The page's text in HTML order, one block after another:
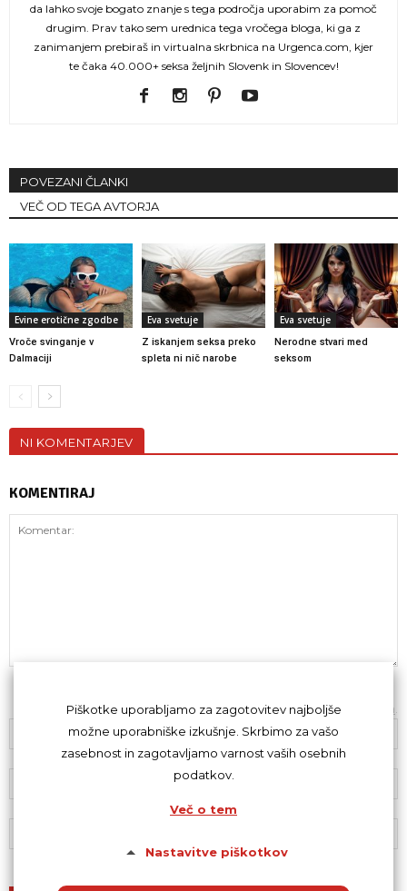
da lahko svoje bogato znanje s tega področja uporabim za pomoč
drugim. Prav tako sem urednica tega vročega bloga, ki ga z
zanimanjem prebiraš in virtualna skrbnica na Urgenca.com, kjer
te čaka 40.000+ seksa željnih Slovenk in Slovencev!
POVEZANI ČLANKI
VEČ OD TEGA AVTORJA
Evine erotične zgodbe
Vroče svinganje v
Dalmaciji
Eva svetuje
Z iskanjem seksa preko
spleta ni nič narobe
Eva svetuje
Nerodne stvari med
seksom
NI KOMENTARJEV
KOMENTIRAJ
Z oddajo komentarja se strinjaš skodeksom komentiranja
Piškotke uporabljamo za zagotovitev najboljše
možne uporabniške izkušnje. Skrbimo za vašo
zasebnost in zagotavljamo varnost vaših osebnih
podatkov.
Več o tem
Nastavitve piškotkov